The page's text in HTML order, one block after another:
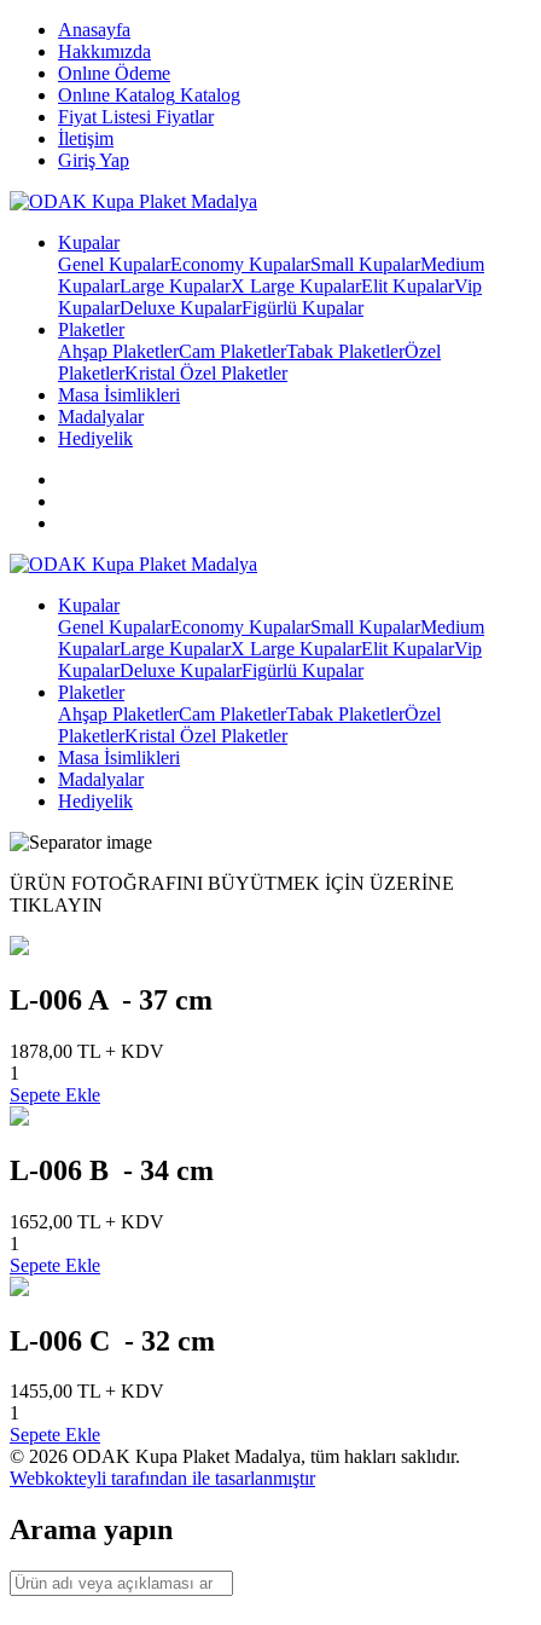
Anasayfa
Hakkımızda
Onlıne Ödeme
Onlıne Katalog Katalog
Fiyat Listesi Fiyatlar
İletişim
Giriş Yap
Kupalar
Genel KupalarEconomy KupalarSmall KupalarMedium
KupalarLarge KupalarX Large KupalarElit KupalarVip
KupalarDeluxe KupalarFigürlü Kupalar
Plaketler
Ahşap PlaketlerCam PlaketlerTabak PlaketlerÖzel
PlaketlerKristal Özel Plaketler
Masa İsimlikleri
Madalyalar
Hediyelik
Kupalar
Genel KupalarEconomy KupalarSmall KupalarMedium
KupalarLarge KupalarX Large KupalarElit KupalarVip
KupalarDeluxe KupalarFigürlü Kupalar
Plaketler
Ahşap PlaketlerCam PlaketlerTabak PlaketlerÖzel
PlaketlerKristal Özel Plaketler
Masa İsimlikleri
Madalyalar
Hediyelik
ÜRÜN FOTOĞRAFINI BÜYÜTMEK IÇIN ÜZERINE
TIKLAYIN
L-006 A - 37 cm
1878,00 TL + KDV
1
Sepete Ekle
L-006 B - 34 cm
1652,00 TL + KDV
1
Sepete Ekle
L-006 C - 32 cm
1455,00 TL + KDV
1
Sepete Ekle
© 2026 ODAK Kupa Plaket Madalya, tüm hakları saklıdır.
Webkokteyli tarafından ile tasarlanmıştır
Arama yapın